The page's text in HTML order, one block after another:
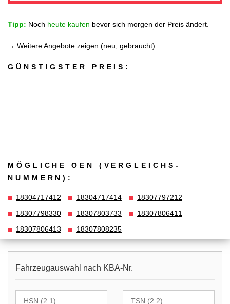
Tipp: Noch heute kaufen bevor sich morgen der Preis ändert.
→ Weitere Angebote zeigen (neu, gebraucht)
GÜNSTIGSTER PREIS:
MÖGLICHE OEN (VERGLEICHS­
NUMMERN):
18304717412 18304717414
18307797212
18307798330
18307803733
18307806411
18307806413
18307808235
Fahrzeugauswahl nach KBA-Nr.